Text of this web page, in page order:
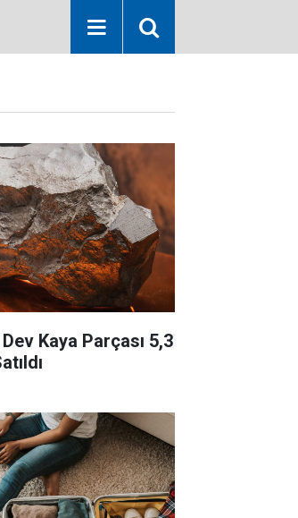
Kaya Parçası 5,3